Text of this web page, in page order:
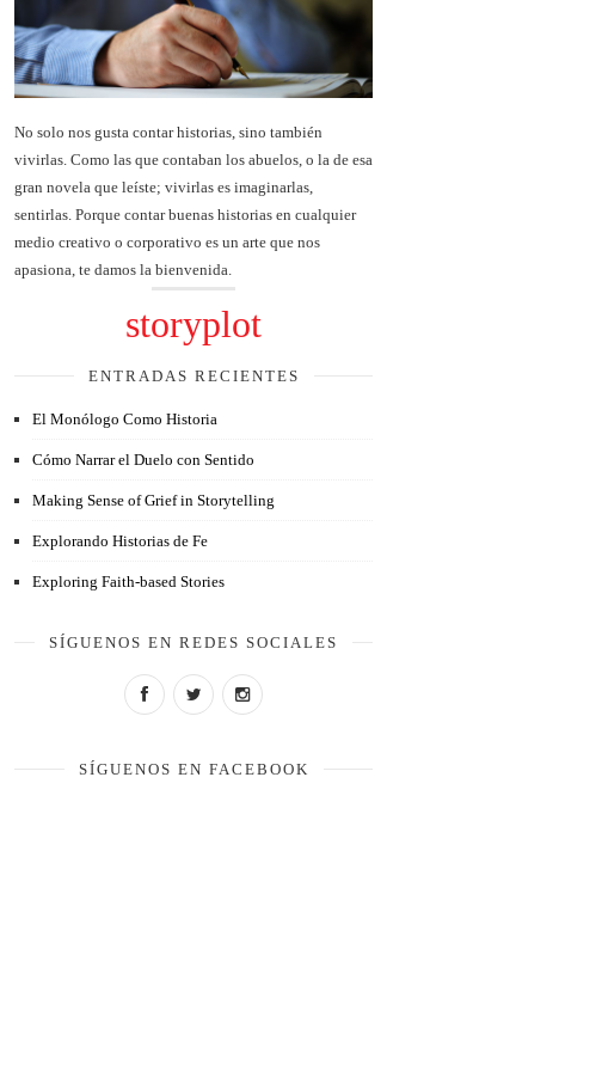
No solo nos gusta contar historias, sino también
vivirlas. Como las que contaban los abuelos, o la de esa
gran novela que leíste; vivirlas es imaginarlas,
sentirlas. Porque contar buenas historias en cualquier
medio creativo o corporativo es un arte que nos
apasiona, te damos la bienvenida.
storyplot
ENTRADAS RECIENTES
El Monólogo Como Historia
Cómo Narrar el Duelo con Sentido
Making Sense of Grief in Storytelling
Explorando Historias de Fe
Exploring Faith-based Stories
SÍGUENOS EN REDES SOCIALES
SÍGUENOS EN FACEBOOK